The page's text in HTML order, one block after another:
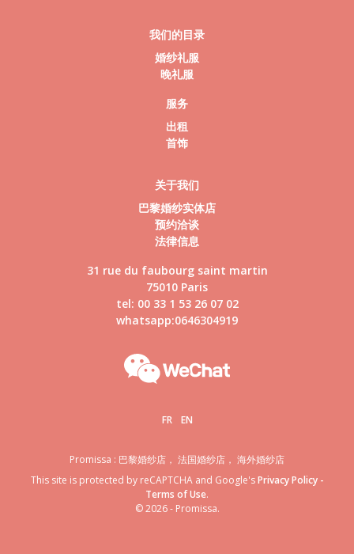
我们的目录
婚纱礼服
晚礼服
服务
出租
首饰
关于我们
巴黎婚纱实体店
预约洽谈
法律信息
31 rue du faubourg saint martin
75010 Paris
tel: 00 33 1 53 26 07 02
whatsapp:0646304919
FR EN
Promissa : 巴黎婚纱店， 法国婚纱店， 海外婚纱店
This site is protected by reCAPTCHA and Google'sPrivacy Policy-
Terms of Use.
© 2026 - Promissa.